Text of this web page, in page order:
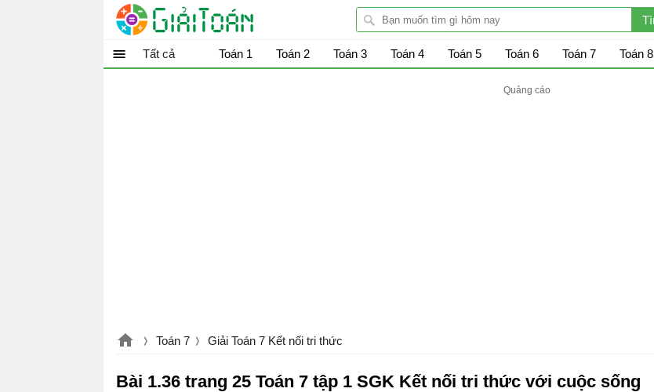
Tất cả Toán 1 Toán 2 Toán 3 Toán 4 Toán 5 Toán 6 Toán 7 Toán 8
Toán 7 Giải Toán 7 Kết nối tri thức
Bài 1.36 trang 25 Toán 7 tập 1 SGK Kết nối tri thức với cuộc sống